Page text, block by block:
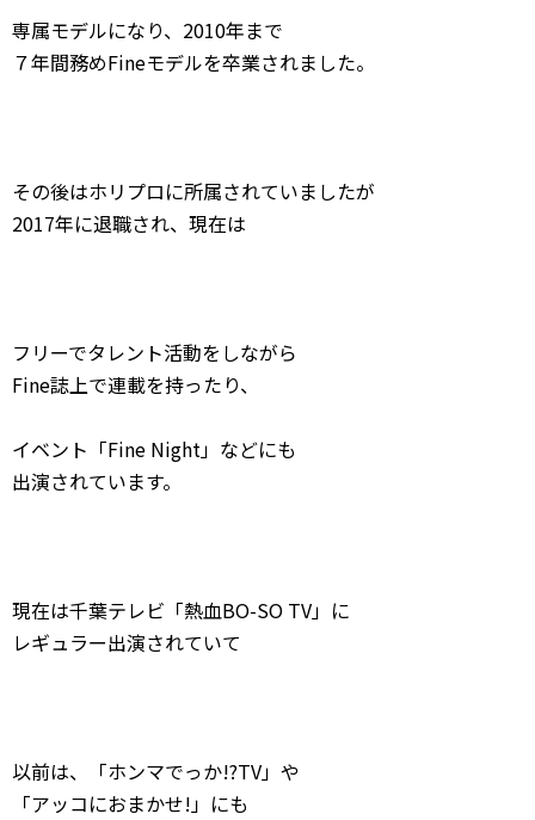
専属モデルになり、2010年まで
７年間務めFineモデルを卒業されました。
その後はホリプロに所属されていましたが
2017年に退職され、現在は
フリーでタレント活動をしながら
Fine誌上で連載を持ったり、
イベント「Fine Night」などにも
出演されています。
現在は千葉テレビ「熱血BO-SO TV」に
レギュラー出演されていて
以前は、「ホンマでっか!?TV」や
「アッコにおまかせ!」にも